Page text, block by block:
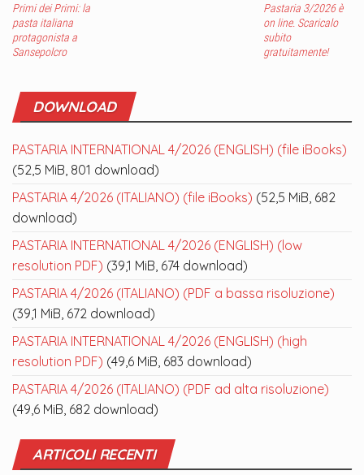
Primi dei Primi: la
pasta italiana
protagonista a
Sansepolcro
Pastaria 3/2026 è
on line. Scaricalo
subito
gratuitamente!
DOWNLOAD
PASTARIA INTERNATIONAL 4/2026 (ENGLISH) (file iBooks)
(52,5 MiB, 801 download)
PASTARIA 4/2026 (ITALIANO) (file iBooks) (52,5 MiB, 682
download)
PASTARIA INTERNATIONAL 4/2026 (ENGLISH) (low
resolution PDF) (39,1 MiB, 674 download)
PASTARIA 4/2026 (ITALIANO) (PDF a bassa risoluzione)
(39,1 MiB, 672 download)
PASTARIA INTERNATIONAL 4/2026 (ENGLISH) (high
resolution PDF) (49,6 MiB, 683 download)
PASTARIA 4/2026 (ITALIANO) (PDF ad alta risoluzione)
(49,6 MiB, 682 download)
ARTICOLI RECENTI